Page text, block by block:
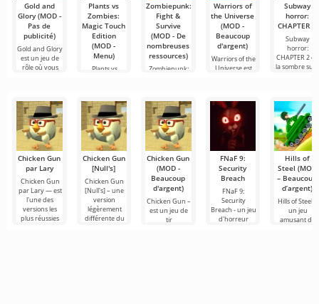
Gold and
Glory (MOD -
Pas de
publicité)
Gold and Glory
est un jeu de
rôle où vous
Plants vs
Zombies:
Magic Touch
Edition
(MOD -
Menu)
Plants vs
Zombiepunk:
Fight &
Survive
(MOD - De
nombreuses
ressources)
Zombiepunk:
Warriors of
the Universe
(MOD -
Beaucoup
d'argent)
Warriors of the
Universe est
Subway
horror:
CHAPTER 2
Subway
horror:
CHAPTER 2 est
la sombre
Chicken Gun
par Lary
Chicken Gun
par Lary — est
l'une des
versions les
plus réussies
Chicken Gun
[Null's]
Chicken Gun
[Null's] – une
version
légèrement
différente du
Chicken Gun
(MOD -
Beaucoup
d'argent)
Chicken Gun –
est un jeu de
tir
FNaF 9:
Security
Breach
FNaF 9:
Security
Breach - un jeu
d'horreur
Hills of
Steel (MOD
– Beaucoup
d’argent)
Hills of Steel –
un jeu
amusant de